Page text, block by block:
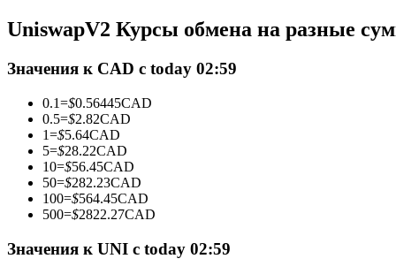
Фьючерсы с использованием USDC в качестве
Копирование торговли
UniswapV2 Курсы обмена на разные
Значения к CAD с today 02:59
0.1=$0.56445CAD
0.5=$2.82CAD
1=$5.64CAD
5=$28.22CAD
10=$56.45CAD
50=$282.23CAD
100=$564.45CAD
500=$2822.27CAD
Значения к UNI с today 02:59